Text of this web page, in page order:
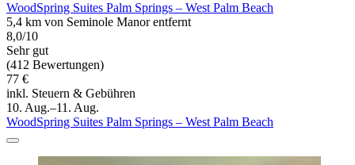
WoodSpring Suites Palm Springs – West Palm Beach
5,4 km von Seminole Manor entfernt
8,0/10
Sehr gut
(412 Bewertungen)
77 €
inkl. Steuern & Gebühren
10. Aug.–11. Aug.
WoodSpring Suites Palm Springs – West Palm Beach